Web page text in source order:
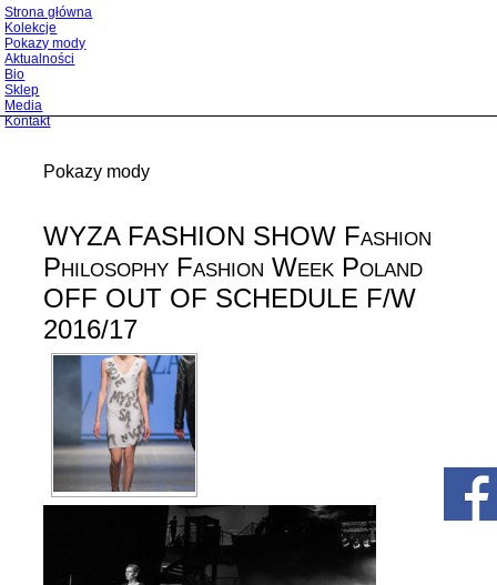
Strona główna
Kolekcje
Pokazy mody
Aktualności
Bio
Sklep
Media
Kontakt
Pokazy mody
WYZA FASHION SHOW Fashion
Philosophy Fashion Week Poland
OFF OUT OF SCHEDULE F/W
2016/17